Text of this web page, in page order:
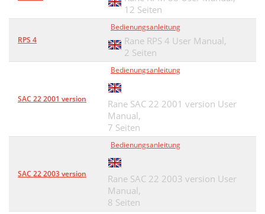
12 Seiten
RPS 4
Bedienungsanleitung
Rane RPS 4 User Manual,
2 Seiten
SAC 22 2001 version
Bedienungsanleitung
Rane SAC 22 2001 version User
Manual,
7 Seiten
SAC 22 2003 version
Bedienungsanleitung
Rane SAC 22 2003 version User
Manual,
8 Seiten